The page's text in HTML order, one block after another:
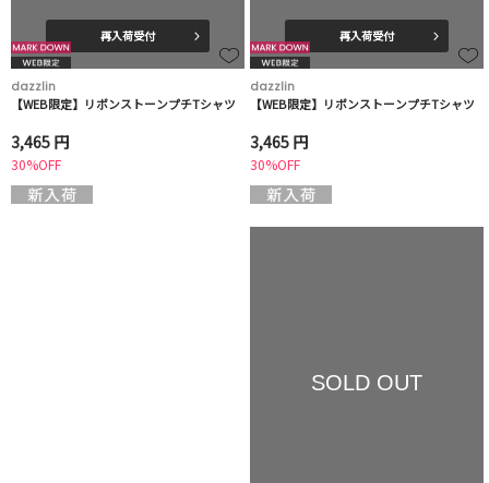
再入荷受付
dazzlin
【WEB限定】リボンストーンプチTシャツ
3,465 円
30%OFF
再入荷受付
dazzlin
【WEB限定】リボンストーンプチTシャツ
3,465 円
30%OFF
SOLD OUT